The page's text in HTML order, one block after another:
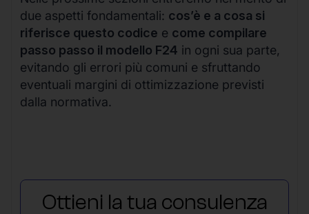
due aspetti fondamentali: cos’è e a cosa si
riferisce questo codice e come compilare
passo passo il modello F24 in ogni sua parte,
evitando gli errori più comuni e sfruttando
eventuali margini di ottimizzazione previsti
dalla normativa.
Ottieni la tua consulenza